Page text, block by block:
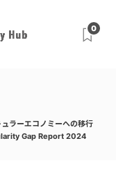
0
ラーエコノミーへの移行
Gap Report 2024